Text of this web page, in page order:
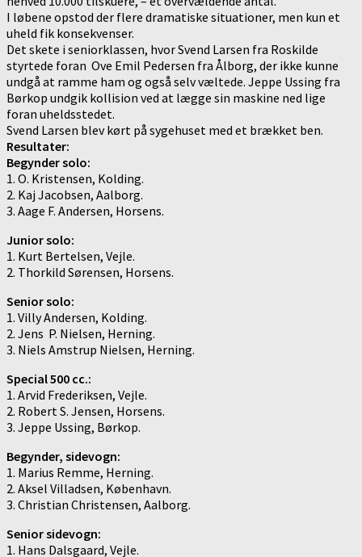
I løbene opstod der flere dramatiske situationer, men kun et
uheld fik konsekvenser.
Det skete i seniorklassen, hvor Svend Larsen fra Roskilde
styrtede foran Ove Emil Pedersen fra Ålborg, der ikke kunne
undgå at ramme ham og også selv væltede. Jeppe Ussing fra
Børkop undgik kollision ved at lægge sin maskine ned lige
foran uheldsstedet.
Svend Larsen blev kørt på sygehuset med et brækket ben.
Resultater:
Begynder solo:
1. O. Kristensen, Kolding.
2. Kaj Jacobsen, Aalborg.
3. Aage F. Andersen, Horsens.
Junior solo:
1. Kurt Bertelsen, Vejle.
2. Thorkild Sørensen, Horsens.
Senior solo:
1. Villy Andersen, Kolding.
2. Jens P. Nielsen, Herning.
3. Niels Amstrup Nielsen, Herning.
Special 500 cc.:
1. Arvid Frederiksen, Vejle.
2. Robert S. Jensen, Horsens.
3. Jeppe Ussing, Børkop.
Begynder, sidevogn:
1. Marius Remme, Herning.
2. Aksel Villadsen, København.
3. Christian Christensen, Aalborg.
Senior sidevogn:
1. Hans Dalsgaard, Vejle.